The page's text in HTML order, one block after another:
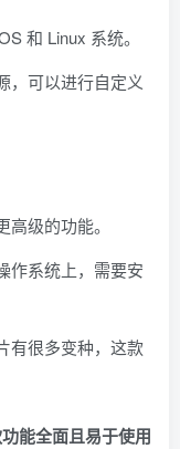
和 Linux 系统。
，可以进行自定义
级的功能。
作系统上，需要安
有很多变种，这款
能全面且易于使用